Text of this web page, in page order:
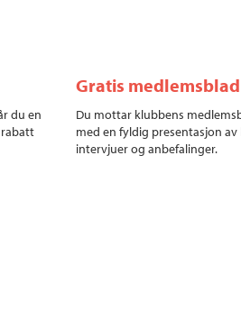
du en
Gratis medlemsblad
Du mottar klubbens
med en fyldig presentasjon
intervjuer og anbefalinger.